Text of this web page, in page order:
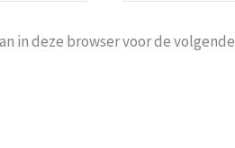
in deze browser voor de